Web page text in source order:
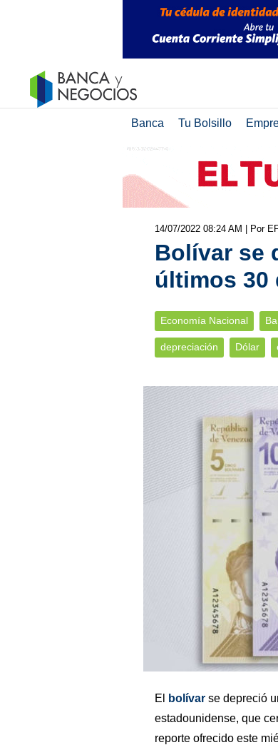
Banca Tu Bolsillo
14/07/2022 08:24 AM | Por
Bolívar se
últimos 30
Economía Nacional
depreciación Dólar
El bolívarse depreció
estadounidense, que
reporte ofrecido este